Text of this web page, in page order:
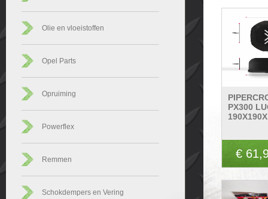
Olie en vloeistoffen
Opel Parts
Opruiming
Powerflex
Remmen
Schokdempers en Vering
PX300
€